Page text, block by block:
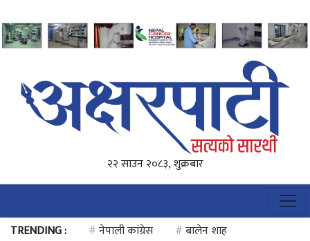
२२ साउन २०८३, शुक्रबार
TRENDING : #नेपाली कांग्रेस #बालेन शाह